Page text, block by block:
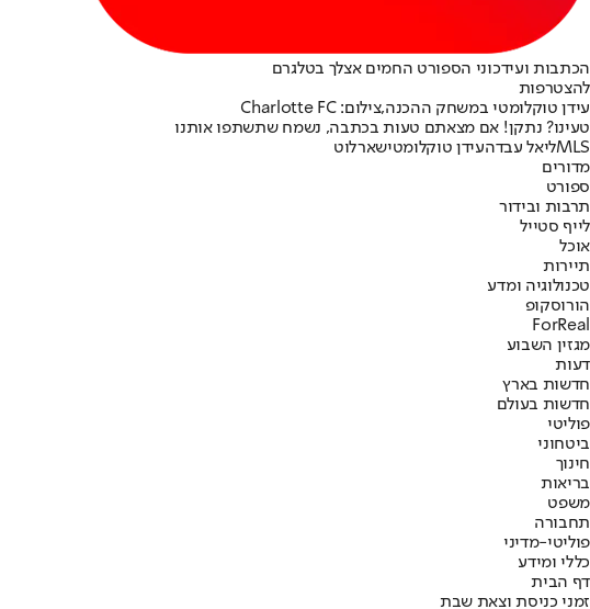
הכתבות ועידכוני הספורט החמים אצלך בטלגרם
להצטרפות
עידן טוקלומטי במשחק ההכנה,צילום: Charlotte FC
טעינו? נתקן! אם מצאתם טעות בכתבה, נשמח שתשתפו אותנו
MLSליאל עבדהעידן טוקלומטישארלוט
מדורים
ספורט
תרבות ובידור
לייף סטייל
אוכל
תיירות
טכנולוגיה ומדע
הורוסקופ
ForReal
מגזין השבוע
דעות
חדשות בארץ
חדשות בעולם
פוליטי
ביטחוני
חינוך
בריאות
משפט
תחבורה
פוליטי-מדיני
כללי ומידע
דף הבית
זמני כניסת וצאת שבת